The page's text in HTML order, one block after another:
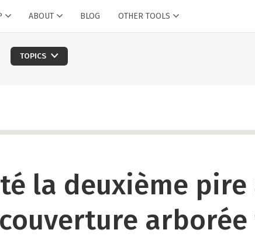
ABOUT BLOG OTHER TOOLS
TOPICS
la deuxième pire